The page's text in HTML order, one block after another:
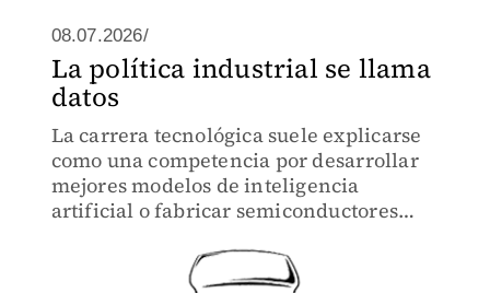
08.07.2026/
La política industrial se llama
datos
La carrera tecnológica suele explicarse
como una competencia por desarrollar
mejores modelos de inteligencia
artificial o fabricar semiconductores